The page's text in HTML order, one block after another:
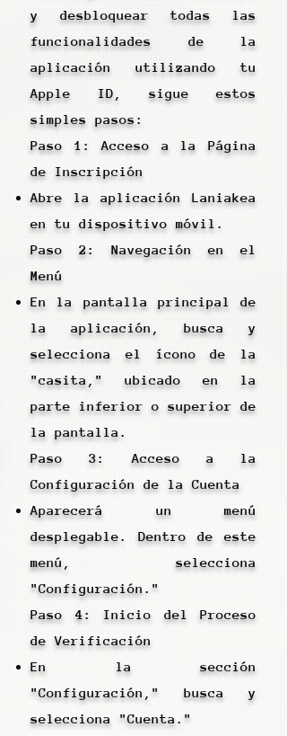
y desbloquear todas las
funcionalidades de la
aplicación utilizando tu
Apple ID, sigue estos
simples pasos:
Paso 1: Acceso a la Página
de Inscripción
Abre la aplicación Laniakea
en tu dispositivo móvil.
Paso 2: Navegación en el
Menú
En la pantalla principal de
la aplicación, busca y
selecciona el ícono de la
"casita," ubicado en la
parte inferior o superior de
la pantalla.
Paso 3: Acceso a la
Configuración de la Cuenta
Aparecerá un menú
desplegable. Dentro de este
menú, selecciona
"Configuración."
Paso 4: Inicio del Proceso
de Verificación
En la sección
"Configuración," busca y
selecciona "Cuenta."